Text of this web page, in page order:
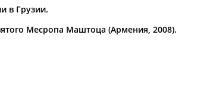
Назир
Аслан
Эмиль
или исправить какую-либо ошибку в уже
патриотов своей страны!
в Грузии.
Месропа Маштоца (Армения, 2008).